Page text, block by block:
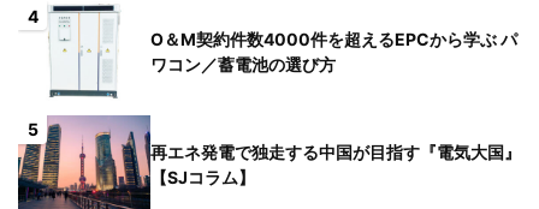
4
O＆M契約件数4000件を超えるEPCから学ぶ パ
ワコン／蓄電池の選び方
5
再エネ発電で独走する中国が目指す『電気大国』
【SJコラム】